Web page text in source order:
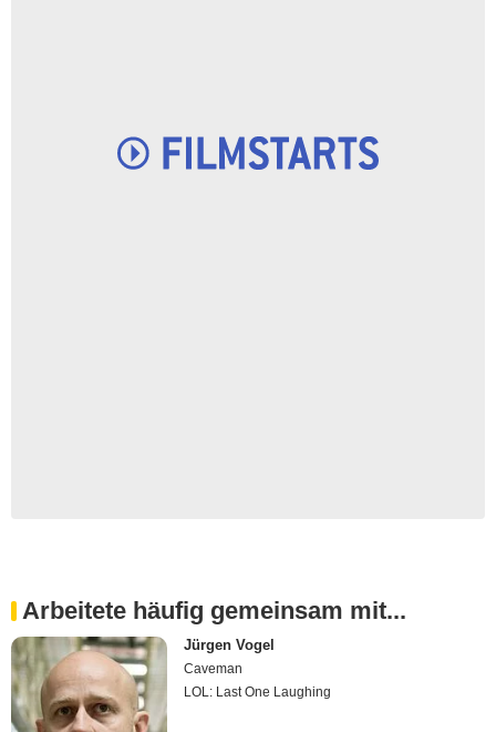
Arbeitete häufig gemeinsam mit...
Jürgen Vogel
Caveman
LOL: Last One Laughing